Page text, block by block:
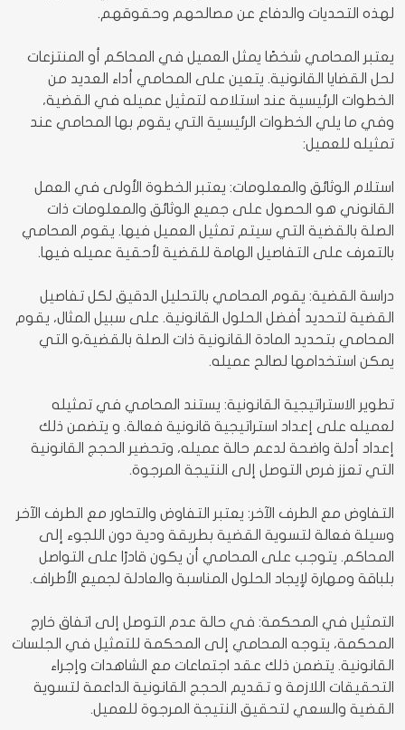
لهذه التحديات والدفاع عن مصالحهم وحقوقهم.
يعتبر المحامي شخصًا يمثل العميل في المحاكم أو المنتزعات
لحل القضايا القانونية. يتعين على المحامي أداء العديد من
الخطوات الرئيسية عند استلامه لتمثيل عميله في القضية،
وفي ما يلي الخطوات الرئيسية التي يقوم بها المحامي عند
تمثيله للعميل:
استلام الوثائق والمعلومات: يعتبر الخطوة الأولى في العمل
القانوني هو الحصول على جميع الوثائق والمعلومات ذات
الصلة بالقضية التي سيتم تمثيل العميل فيها. يقوم المحامي
بالتعرف على التفاصيل الهامة للقضية لأحقية عميله فيها.
دراسة القضية: يقوم المحامي بالتحليل الدقيق لكل تفاصيل
القضية لتحديد أفضل الحلول القانونية. على سبيل المثال، يقوم
المحامي بتحديد المادة القانونية ذات الصلة بالقضية،و التي
يمكن استخدامها لصالح عميله.
تطوير الاستراتيجية القانونية: يستند المحامي في تمثيله
لعميله على إعداد استراتيجية قانونية فعالة. و يتضمن ذلك
إعداد أدلة واضحة لدعم حالة عميله، وتحضير الحجج القانونية
التي تعزز فرص التوصل إلى النتيجة المرجوة.
التفاوض مع الطرف الآخر: يعتبر التفاوض والتحاور مع الطرف الآخر
وسيلة فعالة لتسوية القضية بطريقة ودية دون اللجوء إلى
المحاكم. يتوجب على المحامي أن يكون قادرًا على التواصل
بلباقة ومهارة لإيجاد الحلول المناسبة والعادلة لجميع الأطراف.
التمثيل في المحكمة: في حالة عدم التوصل إلى اتفاق خارج
المحكمة، يتوجه المحامي إلى المحكمة للتمثيل في الجلسات
القانونية. يتضمن ذلك عقد اجتماعات مع الشاهدات وإجراء
التحقيقات اللازمة و تقديم الحجج القانونية الداعمة لتسوية
القضية والسعي لتحقيق النتيجة المرجوة للعميل.